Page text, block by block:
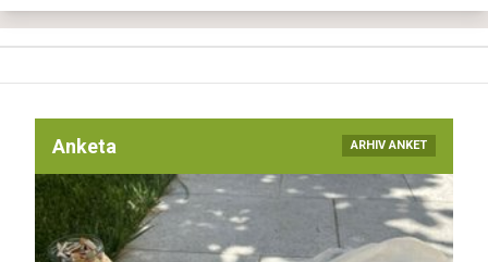
Anketa ARHIV ANKET